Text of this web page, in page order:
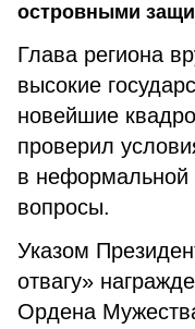
островными
Глава региона
высокие
новейшие
проверил
в неформальной
вопросы.
Указом
отвагу»
Ордена